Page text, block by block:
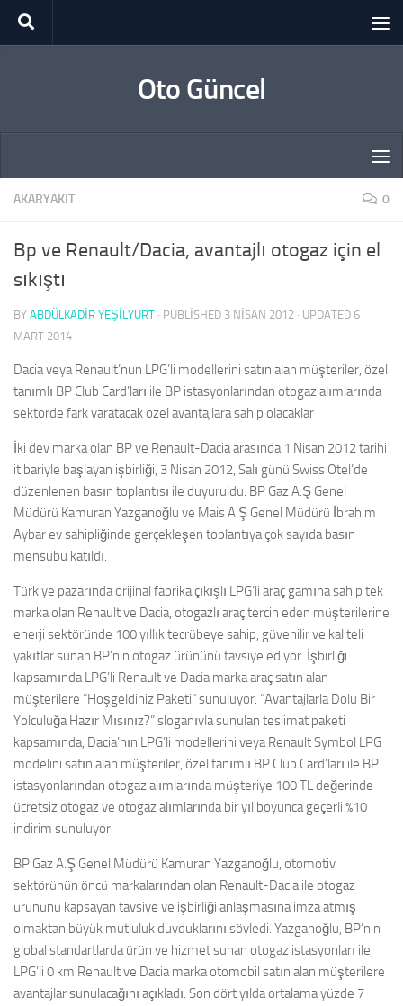
Skip to content
Oto Güncel
AKARYAKIT 0
Bp ve Renault/Dacia, avantajlı otogaz için el
sıkıştı
BY ABDÜLKADIR YEŞİLYURT · PUBLISHED 3 NISAN 2012 · UPDATED 6
MART 2014
Dacia veya Renault’nun LPG’li modellerini satın alan müşteriler, özel
tanımlı BP Club Card’ları ile BP istasyonlarından otogaz alımlarında
sektörde fark yaratacak özel avantajlara sahip olacaklar
İki dev marka olan BP ve Renault-Dacia arasında 1 Nisan 2012 tarihi
itibariyle başlayan işbirliği, 3 Nisan 2012, Salı günü Swiss Otel’de
düzenlenen basın toplantısı ile duyuruldu. BP Gaz A.Ş Genel
Müdürü Kamuran Yazganoğlu ve Mais A.Ş Genel Müdürü İbrahim
Aybar ev sahipliğinde gerçekleşen toplantıya çok sayıda basın
mensubu katıldı.
Türkiye pazarında orijinal fabrika çıkışlı LPG’li araç gamına sahip tek
marka olan Renault ve Dacia, otogazlı araç tercih eden müşterilerine
enerji sektöründe 100 yıllık tecrübeye sahip, güvenilir ve kaliteli
yakıtlar sunan BP’nin otogaz ürününü tavsiye ediyor. İşbirliği
kapsamında LPG’li Renault ve Dacia marka araç satın alan
müşterilere “Hoşgeldiniz Paketi” sunuluyor. “Avantajlarla Dolu Bir
Yolculuğa Hazır Mısınız?” sloganıyla sunulan teslimat paketi
kapsamında, Dacia’nın LPG’li modellerini veya Renault Symbol LPG
modelini satın alan müşteriler, özel tanımlı BP Club Card’ları ile BP
istasyonlarından otogaz alımlarında müşteriye 100 TL değerinde
ücretsiz otogaz ve otogaz alımlarında bir yıl boyunca geçerli %10
indirim sunuluyor.
BP Gaz A.Ş Genel Müdürü Kamuran Yazganoğlu, otomotiv
sektörünün öncü markalarından olan Renault-Dacia ile otogaz
ürününü kapsayan tavsiye ve işbirliği anlaşmasına imza atmış
olmaktan büyük mutluluk duyduklarını söyledi. Yazganoğlu, BP’nin
global standartlarda ürün ve hizmet sunan otogaz istasyonları ile,
LPG’li 0 km Renault ve Dacia marka otomobil satın alan müşterilere
avantajlar sunulacağını açıkladı. Son dört yılda ortalama yüzde 7